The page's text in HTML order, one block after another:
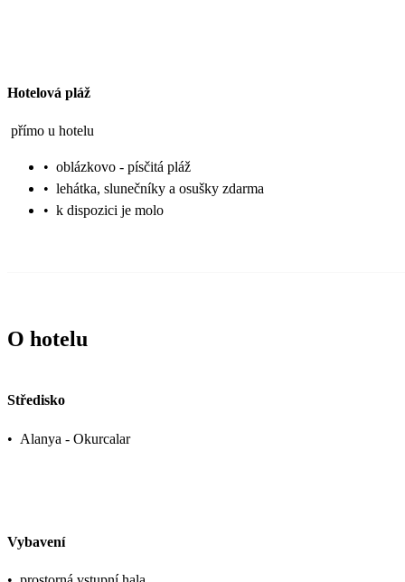
Hotelová pláž
přímo u hotelu
• oblázkovo - písčitá pláž
• lehátka, slunečníky a osušky zdarma
• k dispozici je molo
O hotelu
Středisko
• Alanya - Okurcalar
Vybavení